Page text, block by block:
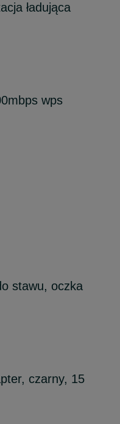
ładująca
wps
stawu, oczka
czarny, 15